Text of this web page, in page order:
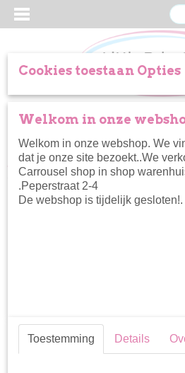
Home> Kleertjes> Sokken>Feetje
Cookies toestaan Opties
Welkom in onze
Welkom in onze webshop. We
dat je onze site bezoekt..We
Carrousel shop in shop
.Peperstraat 2-4
De webshop is tijdelijk gesloten!.
Toestemming Details